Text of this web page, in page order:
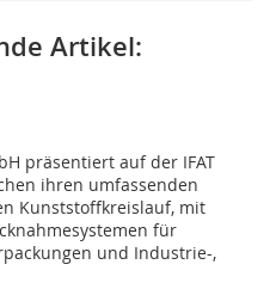
Artikel:
präsentiert auf der IFAT
ihren umfassenden
Kunststoffkreislauf, mit
für
und Industrie-,